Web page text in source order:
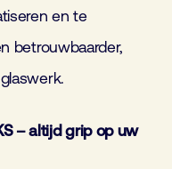
en te
betrouwbaarder,
– altijd grip op uw